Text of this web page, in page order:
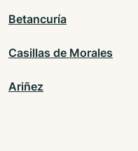
Betancuría
Casillas de Morales
Ariñez